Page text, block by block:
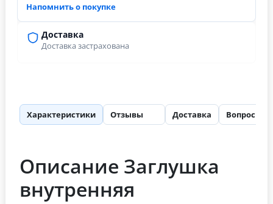
Доставка
Доставка застрахована
Напомнить о покупке
Характеристики Отзывы Доставка Вопросы
Описание Заглушка
внутренняя